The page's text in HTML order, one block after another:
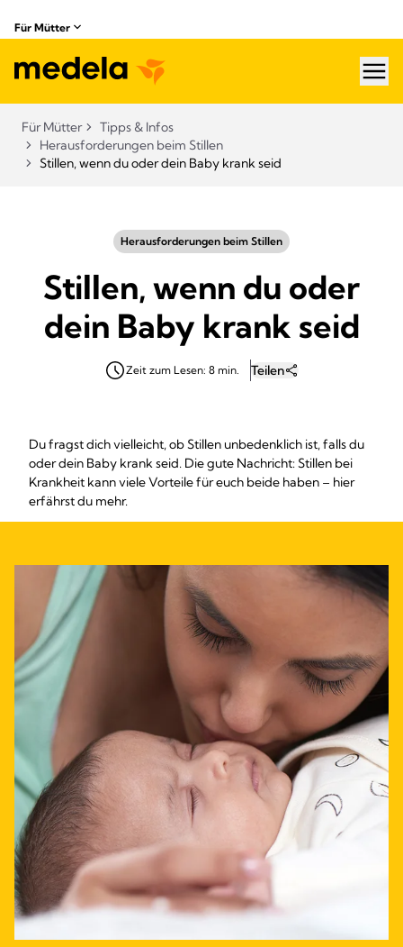
Für Mütter
Für Mütter
Tipps & Infos
Herausforderungen beim Stillen​
Stillen, wenn du oder dein Baby krank seid
Herausforderungen beim Stillen​
Stillen, wenn du oder
dein Baby krank seid
Zeit zum Lesen: 8 min. Teilen
Du fragst dich vielleicht, ob Stillen unbedenklich ist, falls du
oder dein Baby krank seid. Die gute Nachricht: Stillen bei
Krankheit kann viele Vorteile für euch beide haben – hier
erfährst du mehr.